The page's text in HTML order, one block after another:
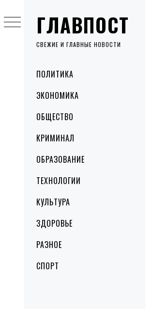
ГЛАВПОСТ
СВЕЖИЕ И ГЛАВНЫЕ НОВОСТИ
MenuПОЛИТИКА
ЭКОНОМИКА
ОБЩЕСТВО
КРИМИНАЛ
ОБРАЗОВАНИЕ
ТЕХНОЛОГИИ
КУЛЬТУРА
ЗДОРОВЬЕ
РАЗНОЕ
СПОРТ
to
content